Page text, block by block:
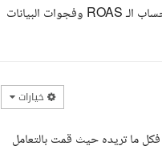
سلام عليكم استاذ نواف 1 هل تدرك أن 1 من كل 5 دولارات في ميزانية الـ Affiliate تضيع غالبا بسبب أخطاء حساب الـ ROAS وفجوات البيانات
خيارات
ما تريده حيث قمت بالتعامل